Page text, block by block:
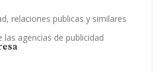
relaciones publicas y similares
las agencias de publicidad